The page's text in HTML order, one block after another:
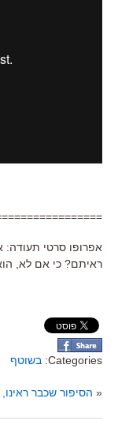
אפרופו סרטי תעודה:
ראיתם? כי אם לא,
Categories: בשוטף
« הסיפור שכבר